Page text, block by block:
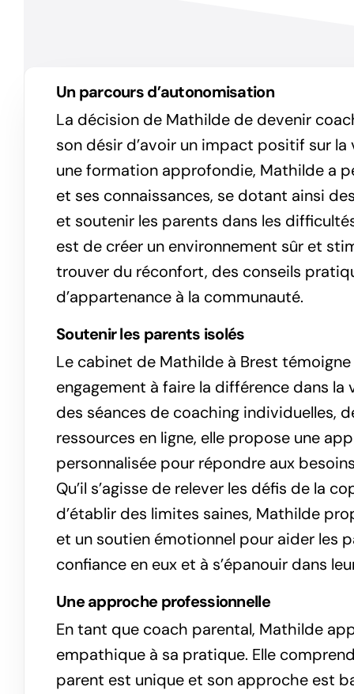
Un parcours d’autonomisation
La décision de Mathilde de devenir
son désir d’avoir un impact positif sur
une formation approfondie, Mathilde a
et ses connaissances, se dotant ainsi
et soutenir les parents dans les
est de créer un environnement sûr et
trouver du réconfort, des conseils
d’appartenance à la communauté.
Soutenir les parents isolés
Le cabinet de Mathilde à Brest
engagement à faire la différence dans la
des séances de coaching individuelles,
ressources en ligne, elle propose une
personnalisée pour répondre aux
Qu’il s’agisse de relever les défis de la
d’établir des limites saines, Mathilde
et un soutien émotionnel pour aider les
confiance en eux et à s’épanouir dans
Une approche professionnelle
En tant que coach parental, Mathilde
empathique à sa pratique. Elle
parent est unique et son approche est